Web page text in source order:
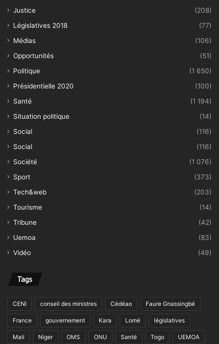
Justice
(208)
Législatives 2018
(77)
Médias
(106)
Opportunités
(51)
Politique
(1 650)
Présidentielle 2020
(100)
Santé
(1 194)
Situation politique
(14)
Social
(116)
Social
(116)
Société
(1 076)
Sport
(373)
Tech&web
(203)
Tourisme
(14)
Tribune
(42)
Uemoa
(83)
Vidéo
(49)
Tags
CENI conseil des ministres Cédéao Faure Gnassingbé
France gouvernement Kara Lomé législatives
Mali Niger OMS ONU Santé Togo UEMOA